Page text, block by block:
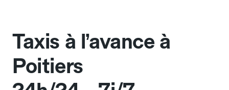
Taxis à l’avance à
Poitiers